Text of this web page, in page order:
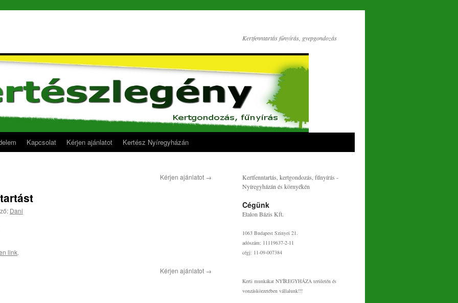
Kertfenntartás fűnyírás, gyepgondozás
Kapcsolat Kérjen ajánlatot Kertész Nyíregyházán
Kérjen ajánlatot →
Dani
link.
Kérjen ajánlatot →
Kertfenntartás, kertgondozás, fűnyírás -
Nyíregyházán és környékén
Cégünk
Etalon Bázis Kft.
1063 Budapest Szinyei 21.
adószám: 11119637-2-11
cégj: 11-09-007384
Kerti munkákat NYÍREGYHÁZA területén és
vonzáskörzetében vállalunk!!!